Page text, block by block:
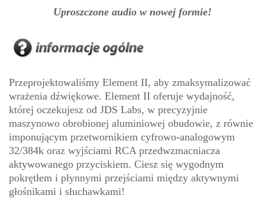
Uproszczone audio w nowej formie!
Przeprojektowaliśmy Element II, aby zmaksymalizować
wrażenia dźwiękowe. Element II oferuje wydajność,
której oczekujesz od JDS Labs, w precyzyjnie
maszynowo obrobionej aluminiowej obudowie, z równie
imponującym przetwornikiem cyfrowo-analogowym
32/384k oraz wyjściami RCA przedwzmacniacza
aktywowanego przyciskiem. Ciesz się wygodnym
pokrętłem i płynnymi przejściami między aktywnymi
głośnikami i słuchawkami!